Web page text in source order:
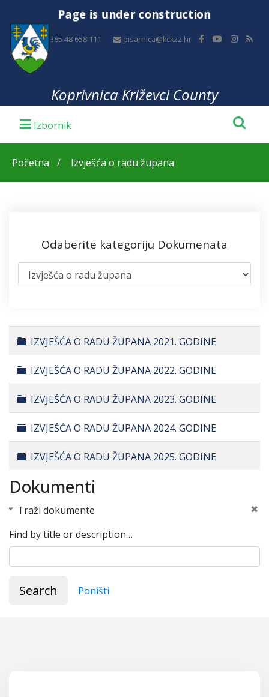
Page is under construction
+385 48 658 111 pisarnica@kckzz.hr
Koprivnica Križevci County
Početna Izvješća o radu župana
Odaberite kategoriju Dokumenata
Folder
IZVJEŠĆA O RADU ŽUPANA 2021. GODINE
Folder
IZVJEŠĆA O RADU ŽUPANA 2022. GODINE
Folder
IZVJEŠĆA O RADU ŽUPANA 2023. GODINE
Folder
IZVJEŠĆA O RADU ŽUPANA 2024. GODINE
Folder
IZVJEŠĆA O RADU ŽUPANA 2025. GODINE
Dokumenti
Traži dokumente
Find by title or description…
Search Poništi